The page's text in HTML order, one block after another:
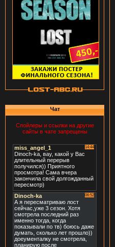
Чат
Спойлеры и ссылки на другие
сайты в чате запрещены